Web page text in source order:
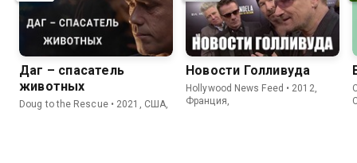
Даг – спасатель
животных
Doug to the Rescue • 2021, США,
Новости Голливуда
Hollywood News Feed • 2012,
Франция,